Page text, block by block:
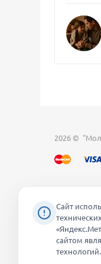
2026 ©
Сайт
сайтом
технологий.